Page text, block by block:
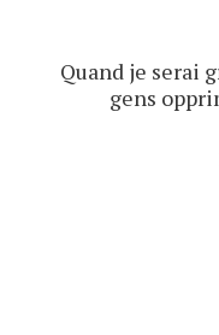
Quand je serai
gens